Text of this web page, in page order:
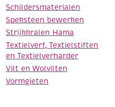
Schildersmaterialen
Speksteen bewerken
Strijkkralen Hama
Textielverf, Textielstiften
en Textielverharder
Vilt en Wolvilten
Vormgieten